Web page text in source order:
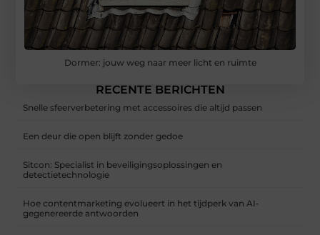
Dormer: jouw weg naar meer licht en ruimte
RECENTE BERICHTEN
Snelle sfeerverbetering met accessoires die altijd passen
Een deur die open blijft zonder gedoe
Sitcon: Specialist in beveiligingsoplossingen en
detectietechnologie
Hoe contentmarketing evolueert in het tijdperk van AI-
gegenereerde antwoorden